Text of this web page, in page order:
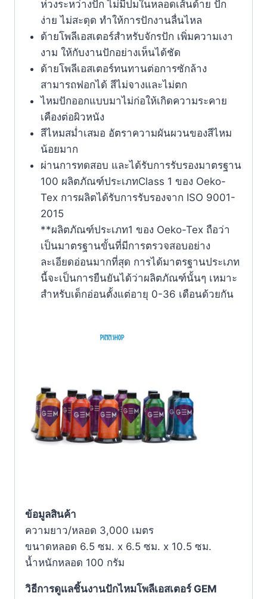
ห่วงระหว่างปัก ไม่มีปมในหลอดเส้นด้าย ปัก
ง่าย ไม่สะดุด ทำให้การปักงานลื่นไหล
ด้ายโพลีเอสเตอร์สำหรับจักรปัก เพิ่มความเงา
งาม ให้กับงานปักอย่างเห็นได้ชัด
ด้ายโพลีเอสเตอร์ทนทานต่อการซักล้าง
สามารถฟอกได้ สีไม่จางและไม่ตก
ไหมปักออกแบบมาไม่ก่อให้เกิดความระคาย
เคืองต่อผิวหนัง
สีไหมสม่ำเสมอ อัตราความผันผวนของสีไหม
น้อยมาก
ผ่านการทดสอบ และได้รับการรับรองมาตรฐาน
100 ผลิตภัณฑ์ประเภทClass 1 ของ Oeko-
Tex การผลิตได้รับการรับรองจาก ISO 9001-
2015
**ผลิตภัณฑ์ประเภท1 ของ Oeko-Tex ถือว่า
เป็นมาตรฐานขั้นที่มีการตรวจสอบอย่าง
ละเอียดอ่อนมากที่สุด การได้มาตรฐานประเภท
นี้จะเป็นการยืนยันได้ว่าผลิตภัณฑ์นั้นๆ เหมาะ
สำหรับเด็กอ่อนตั้งแต่อายุ 0-36 เดือนด้วยกัน
ข้อมูลสินค้า
ความยาว/หลอด 3,000 เมตร
ขนาดหลอด 6.5 ซม. x 6.5 ซม. x 10.5 ซม.
น้ำหนักหลอด 100 กรัม
วิธีการดูแลชิ้นงานปักไหมโพลีเอสเตอร์ GEM